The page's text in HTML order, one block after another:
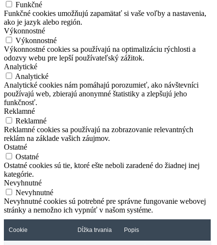
Funkčné
Funkčné cookies umožňujú zapamätať si vaše voľby a nastavenia,
ako je jazyk alebo región.
Výkonnostné
Výkonnostné
Výkonnostné cookies sa používajú na optimalizáciu rýchlosti a
odozvy webu pre lepší používateľský zážitok.
Analytické
Analytické
Analytické cookies nám pomáhajú porozumieť, ako návštevníci
používajú web, zbierajú anonymné štatistiky a zlepšujú jeho
funkčnosť.
Reklamné
Reklamné
Reklamné cookies sa používajú na zobrazovanie relevantných
reklám na základe vašich záujmov.
Ostatné
Ostatné
Ostatné cookies sú tie, ktoré ešte neboli zaradené do žiadnej inej
kategórie.
Nevyhnutné
Nevyhnutné
Nevyhnutné cookies sú potrebné pre správne fungovanie webovej
stránky a nemožno ich vypnúť v našom systéme.
Cookie Dĺžka trvania Popis